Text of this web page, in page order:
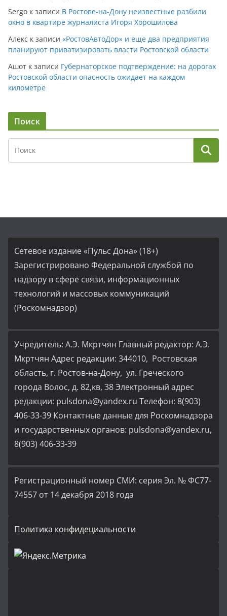
Sergo к записи В Ростове-на-Дону неизвестные разбили
окно в квартире журналиста Игоря Хорошилова
Алекс к записи «РостовАвтоДор» и еще два предприятия
планируют приватизировать власти Ростовской области
Ашот к записи Губернаторское подтверждение: на дорогах
Ростовской области опасность ожидает на каждом
километре
Поиск
Сетевое издание «Пульс Дона» (18+)
Зарегистрировано Федеральной службой по
надзору в сфере связи, информационных
технологий и массовых коммуникаций
(Роскомнадзор)
Учредитель: А.Э. Мкртчян Главный редактор: А.Э.
Мкртчян Адрес редакции: 344010, Ростовская
область, г. Ростов-на-Дону, ул. Греческого
города Волос, д. 82,кв, 38 Электронный адрес
редакции: pulsdona@yandex.ru Телефон: 8(903)
406-33-39 Контактные данные для Роскомнадзора
и государственных органов: pulsdona@yandex.ru,
8(903) 406-33-39
Регистрационный номер СМИ: серия Эл. № ФС77-
74557 от 14 декабря 2018 года
Политика конфидециальности